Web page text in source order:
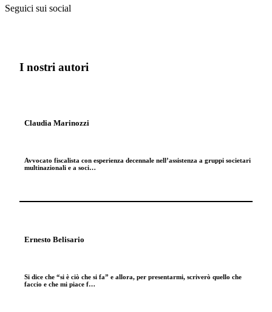
Seguici sui social
I nostri autori
Claudia Marinozzi
Avvocato fiscalista con esperienza decennale nell’assistenza a gruppi societari
multinazionali e a soci…
Ernesto Belisario
Si dice che “si è ciò che si fa” e allora, per presentarmi, scriverò quello che
faccio e che mi piace f…